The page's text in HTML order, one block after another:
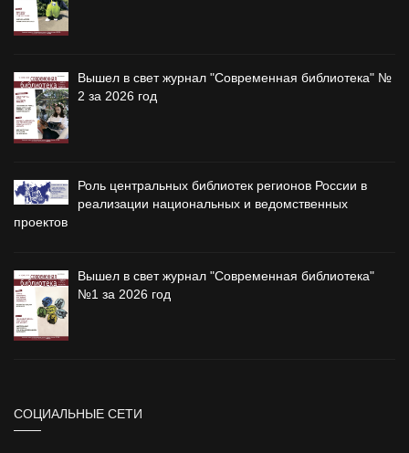
Вышел в свет журнал "Современная библиотека" №
2 за 2026 год
Роль центральных библиотек регионов России в
реализации национальных и ведомственных
проектов
Вышел в свет журнал "Современная библиотека"
№1 за 2026 год
СОЦИАЛЬНЫЕ СЕТИ